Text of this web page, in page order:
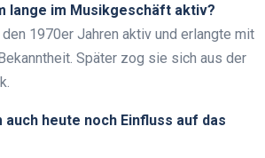
lange im Musikgeschäft aktiv?
1970er Jahren aktiv und erlangte mit
Später zog sie sich aus der
auch heute noch Einfluss auf das